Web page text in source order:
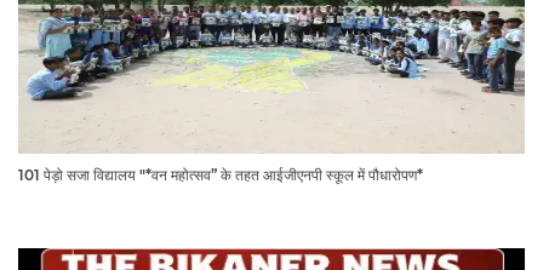
101 पेड़ो सजा विद्यालय "*वन महोत्सव” के तहत आईजीएनपी स्कूल में पौधारोपण*